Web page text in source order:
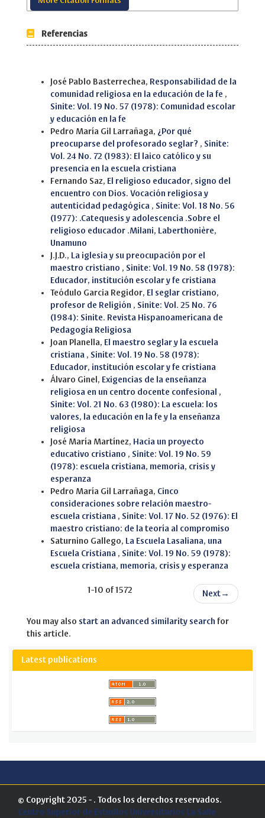
Referencias
José Pablo Basterrechea, Responsabilidad de la
comunidad religiosa en la educación de la fe ,
Sinite: Vol. 19 No. 57 (1978): Comunidad escolar
y educación en la fe
Pedro María Gil Larrañaga, ¿Por qué
preocuparse del profesorado seglar? , Sinite:
Vol. 24 No. 72 (1983): El laico católico y su
presencia en la escuela cristiana
Fernando Saz, El religioso educador, signo del
encuentro con Dios. Vocación religiosa y
autenticidad pedagógica , Sinite: Vol. 18 No. 56
(1977): .Catequesis y adolescencia .Sobre el
religioso educador .Milani, Laberthonière,
Unamuno
J.J.D., La iglesia y su preocupación por el
maestro cristiano , Sinite: Vol. 19 No. 58 (1978):
Educador, institución escolar y fe cristiana
Teódulo Garcia Regidor, El seglar cristiano,
profesor de Religión , Sinite: Vol. 25 No. 76
(1984): Sinite. Revista Hispanoamericana de
Pedagogía Religiosa
Joan Planella, El maestro seglar y la escuela
cristiana , Sinite: Vol. 19 No. 58 (1978):
Educador, institución escolar y fe cristiana
Álvaro Ginel, Exigencias de la enseñanza
religiosa en un centro docente confesional ,
Sinite: Vol. 21 No. 63 (1980): La escuela: los
valores, la educación en la fe y la enseñanza
religiosa
José María Martínez, Hacia un proyecto
educativo cristiano , Sinite: Vol. 19 No. 59
(1978): escuela cristiana, memoria, crisis y
esperanza
Pedro María Gil Larrañaga, Cinco
consideraciones sobre relación maestro-
escuela cristiana , Sinite: Vol. 17 No. 52 (1976): El
maestro cristiano: de la teoría al compromiso
Saturnino Gallego, La Escuela Lasaliana, una
Escuela Cristiana , Sinite: Vol. 19 No. 59 (1978):
escuela cristiana, memoria, crisis y esperanza
1-10 of 1572 Next →
You may also start an advanced similarity search for
this article.
Latest publications
© Copyright 2025 - . Todos los derechos reservados.
Centro Superior de Estudios Universitarios La Salle